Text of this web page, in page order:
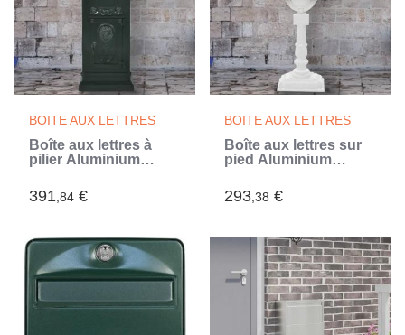
BOITE AUX LETTRES
Boîte aux lettres à
pilier Aluminium
Vert (Vert)
391,84 €
BOITE AUX LETTRES
Boîte aux lettres sur
pied Aluminium
Blanc (Blanc)
293,38 €